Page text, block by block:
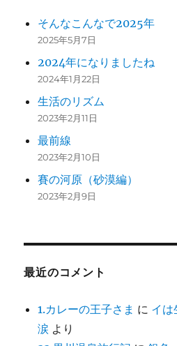
そんなこんなで2025年
2025年5月7日
2024年になりましたね
2024年1月22日
生活のリズム
2023年2月11日
最前線
2023年2月10日
賽の河原（砂漠編）
2023年2月9日
最近のコメント
1.カレーの王子さま に イは
涙 より